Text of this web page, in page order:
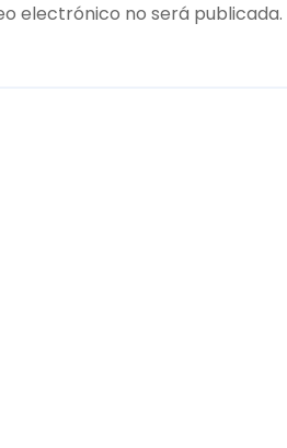
electrónico no será publicada.